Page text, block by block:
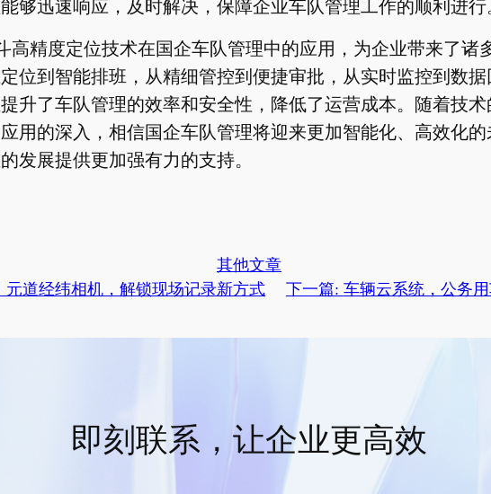
够迅速响应，及时解决，保障企业车队管理工作的顺利进行
高精度定位技术在国企车队管理中的应用，为企业带来了诸
位到智能排班，从精细管控到便捷审批，从实时监控到数据
升了车队管理的效率和安全性，降低了运营成本。随着技术
用的深入，相信国企车队管理将迎来更加智能化、高效化的
发展提供更加强有力的支持。
其他文章
元道经纬相机，解锁现场记录新方式 下一篇: 车辆云系统，公务
即刻联系，让企业更高效